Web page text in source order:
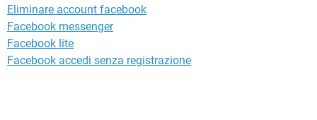
Eliminare account facebook
Facebook messenger
Facebook lite
Facebook accedi senza registrazione